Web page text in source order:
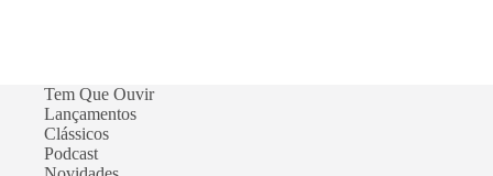
agosto
de
2025
Tem Que Ouvir
Lançamentos
Clássicos
Podcast